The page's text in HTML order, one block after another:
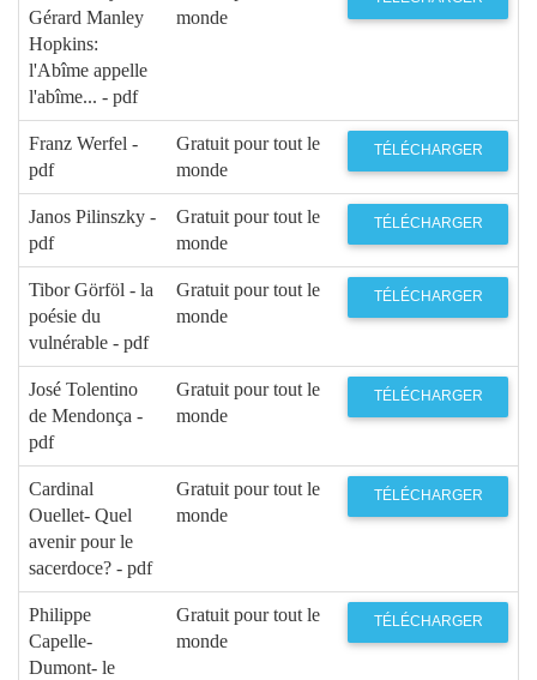
Gérard Manley
Hopkins:
l'Abîme appelle
l'abîme... - pdf
monde
Franz Werfel -
pdf
Gratuit pour tout le
monde
TÉLÉCHARGER
Janos Pilinszky -
pdf
Gratuit pour tout le
monde
TÉLÉCHARGER
Tibor Görföl - la
poésie du
vulnérable - pdf
Gratuit pour tout le
monde
TÉLÉCHARGER
José Tolentino
de Mendonça -
pdf
Gratuit pour tout le
monde
TÉLÉCHARGER
Cardinal
Ouellet- Quel
avenir pour le
sacerdoce? - pdf
Gratuit pour tout le
monde
TÉLÉCHARGER
Philippe
Capelle-
Dumont- le
Gratuit pour tout le
monde
TÉLÉCHARGER